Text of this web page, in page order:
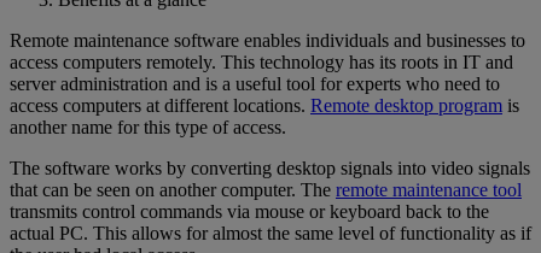
Remote maintenance software enables individuals and businesses to
access computers remotely. This technology has its roots in IT and
server administration and is a useful tool for experts who need to
access computers at different locations. Remote desktop program is
another name for this type of access.
The software works by converting desktop signals into video signals
that can be seen on another computer. The remote maintenance tool
transmits control commands via mouse or keyboard back to the
actual PC. This allows for almost the same level of functionality as if